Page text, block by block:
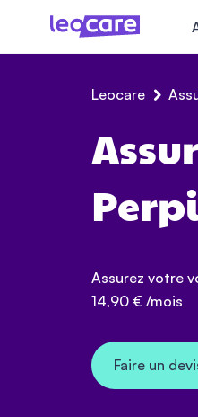
Leocare
Assurez votre
14,90 € /mois
Faire un